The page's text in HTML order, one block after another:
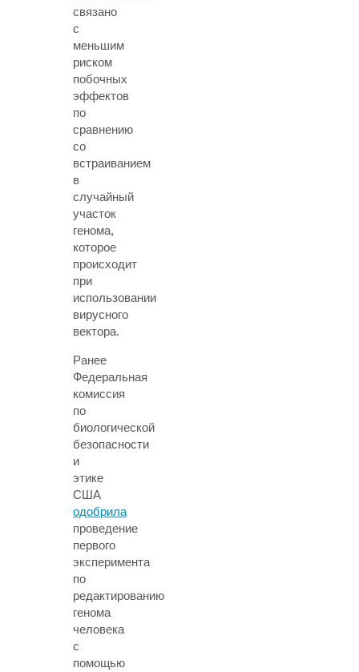
связано
с
меньшим
риском
побочных
эффектов
по
сравнению
со
встраиванием
в
случайный
участок
генома,
которое
происходит
при
использовании
вирусного
вектора.
Ранее
Федеральная
комиссия
по
биологической
безопасности
и
этике
США
одобрила
проведение
первого
эксперимента
по
редактированию
генома
человека
с
помощью